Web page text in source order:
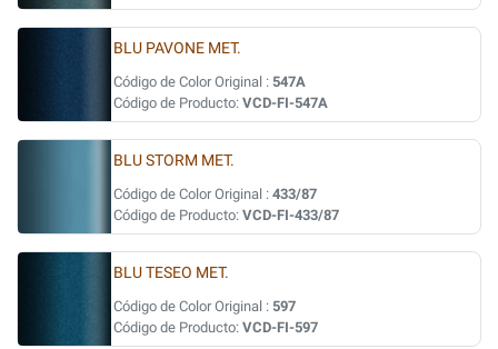
BLU PAVONE MET.
Código de Color Original : 547A
Código de Producto: VCD-FI-547A
BLU STORM MET.
Código de Color Original : 433/87
Código de Producto: VCD-FI-433/87
BLU TESEO MET.
Código de Color Original : 597
Código de Producto: VCD-FI-597